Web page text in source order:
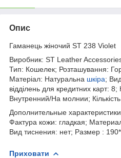
Опис
Гаманець жіночий ST 238 Violet
Виробник: ST Leather
Тип: Кошелек; Розташування:
Матеріал: Натуральна шкіра;
відділень для кредитних карт: 8;
Внутренний/На молнии;
Дополнительные
Фактура кожи: гладкая;
Вид тиснения: нет; Размер :
Приховати